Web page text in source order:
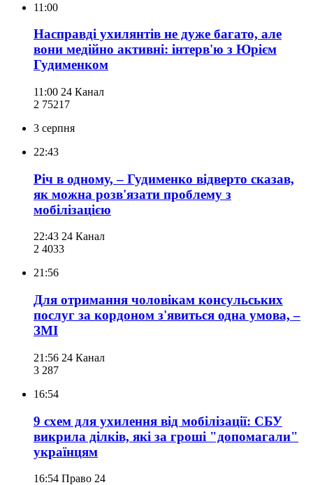
11:00
Насправді ухилянтів не дуже багато, але
вони медійно активні: інтерв'ю з Юрієм
Гудименком
11:00 24 Канал
2 75217
3 серпня
22:43
Річ в одному, – Гудименко відверто сказав,
як можна розв'язати проблему з
мобілізацією
22:43 24 Канал
2 4033
21:56
Для отримання чоловікам консульських
послуг за кордоном з'явиться одна умова, –
ЗМІ
21:56 24 Канал
3 287
16:54
9 схем для ухилення від мобілізації: СБУ
викрила ділків, які за гроші "допомагали"
українцям
16:54 Право 24